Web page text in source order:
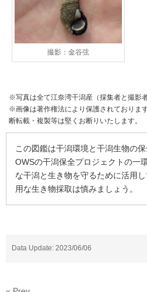
撮影：金谷弦
※写真は全て江奈湾干潟産（採集者と撮影
※画像は著作権法により保護されておりま
断転載・複製等は堅くお断りいたします。
この図鑑は干潟環境と干潟生物の
OWSの干潟保全プロジェクトの一
な干潟と生き物を守るために活用
用な生き物採取は慎みましょう。
Data Update: 2023/06/06